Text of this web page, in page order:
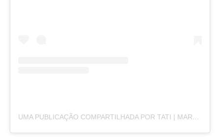
UMA PUBLICAÇÃO COMPARTILHADA POR TATI | MARKETING VISUAL • VÍDEOMAKER • STORYMAKER (@TATIANITOSATTI_MARKETING)